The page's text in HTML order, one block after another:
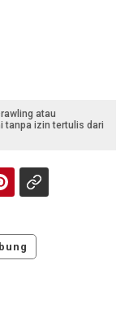
atau
tanpa izin tertulis dari